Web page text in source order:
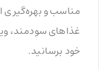
مناسب و بهره‌گیری
غذاهای سودمند،
خود برسانید.